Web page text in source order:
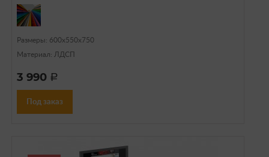
Размеры: 600x550x750
Материал: ЛДСП
3 990 a
Под заказ